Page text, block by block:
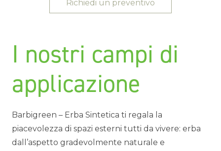
Richiedi un preventivo
I nostri campi di
applicazione
Barbigreen – Erba Sintetica ti regala la
piacevolezza di spazi esterni tutti da vivere: erba
dall’aspetto gradevolmente naturale e